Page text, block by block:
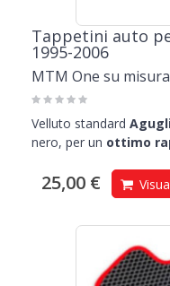
Tappetini auto
1995-2006
MTM One su misura
Velluto standard
nero, per un ottimo
25,00 €